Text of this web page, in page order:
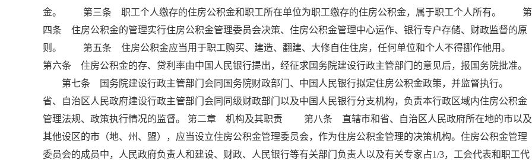
金。 第三条 职工个人缴存的住房公积金和职工所在单位为职工缴存的住房公积金，属于职工个人所有。 第
四条 住房公积金的管理实行住房公积金管理委员会决策、住房公积金管理中心运作、银行专户存储、财政监督的原
则。 第五条 住房公积金应当用于职工购买、建造、翻建、大修自住住房，任何单位和个人不得挪作他用。
第六条 住房公积金的存、贷利率由中国人民银行提出，经征求国务院建设行政主管部门的意见后，报国务院批准。
第七条 国务院建设行政主管部门会同国务院财政部门、中国人民银行拟定住房公积金政策，并监督执行。
省、自治区人民政府建设行政主管部门会同同级财政部门以及中国人民银行分支机构，负责本行政区域内住房公积金
管理法规、政策执行情况的监督。 第二章 机构及其职责 第八条 直辖市和省、自治区人民政府所在地的市以及
其他设区的市（地、州、盟），应当设立住房公积金管理委员会，作为住房公积金管理的决策机构。住房公积金管理
委员会的成员中，人民政府负责人和建设、财政、人民银行等有关部门负责人以及有关专家占1/3，工会代表和职工代